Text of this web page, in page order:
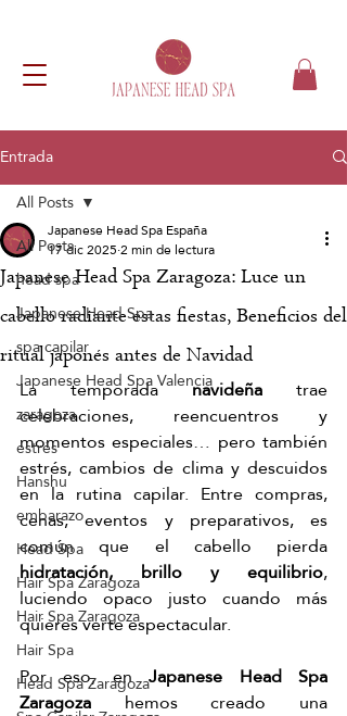
Entrada
All Posts
head spa
Japanese Head Spa
spa capilar
Japanese Head Spa Valencia
zaragoza
estrés
Hanshu
embarazo
Head Spa
Hair Spa Zaragoza
Hair Spa Zaragoza
Hair Spa
Head Spa Zaragoza
All Posts
Japanese Head Spa Zaragoza: Luce un
cabello radiante estas fiestas, Beneficios del
ritual japonés antes de Navidad
Japanese Head Spa España
17 dic 20252 min de lectura
La temporada navideña trae
celebraciones, reencuentros y
momentos especiales… pero también
estrés, cambios de clima y descuidos
en la rutina capilar. Entre compras,
cenas, eventos y preparativos, es
hidratación, brillo y equilibrio,
luciendo opaco justo cuando más
quieres verte espectacular.
Por eso, en Japanese Head Spa
Zaragoza